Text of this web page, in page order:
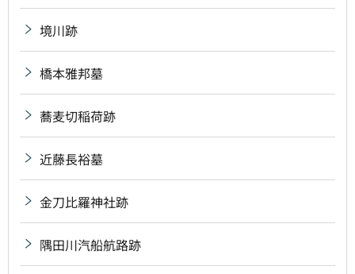
境川跡
橋本雅邦墓
蕎麦切稲荷跡
近藤長裕墓
金刀比羅神社跡
隅田川汽船航路跡